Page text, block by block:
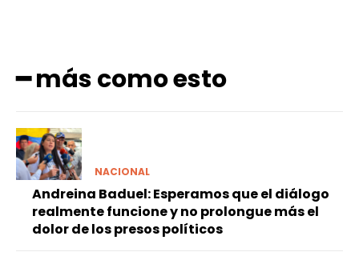
━ más como esto
NACIONAL
Andreina Baduel: Esperamos que el diálogo
realmente funcione y no prolongue más el
dolor de los presos políticos